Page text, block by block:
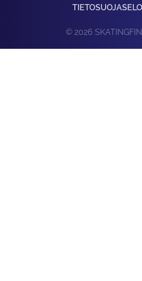
© 2026